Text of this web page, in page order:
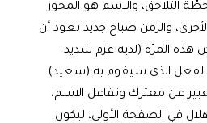
التلاحق، والاسم هو المحور
والزمن صباح جديد تعود أن
هذه المرّة (لديه عزم شديد
الفعل الذي سيقوم به (سعيد)
عن معترك وتفاعل الاسم،
في الصفحة الأولى، ليكون